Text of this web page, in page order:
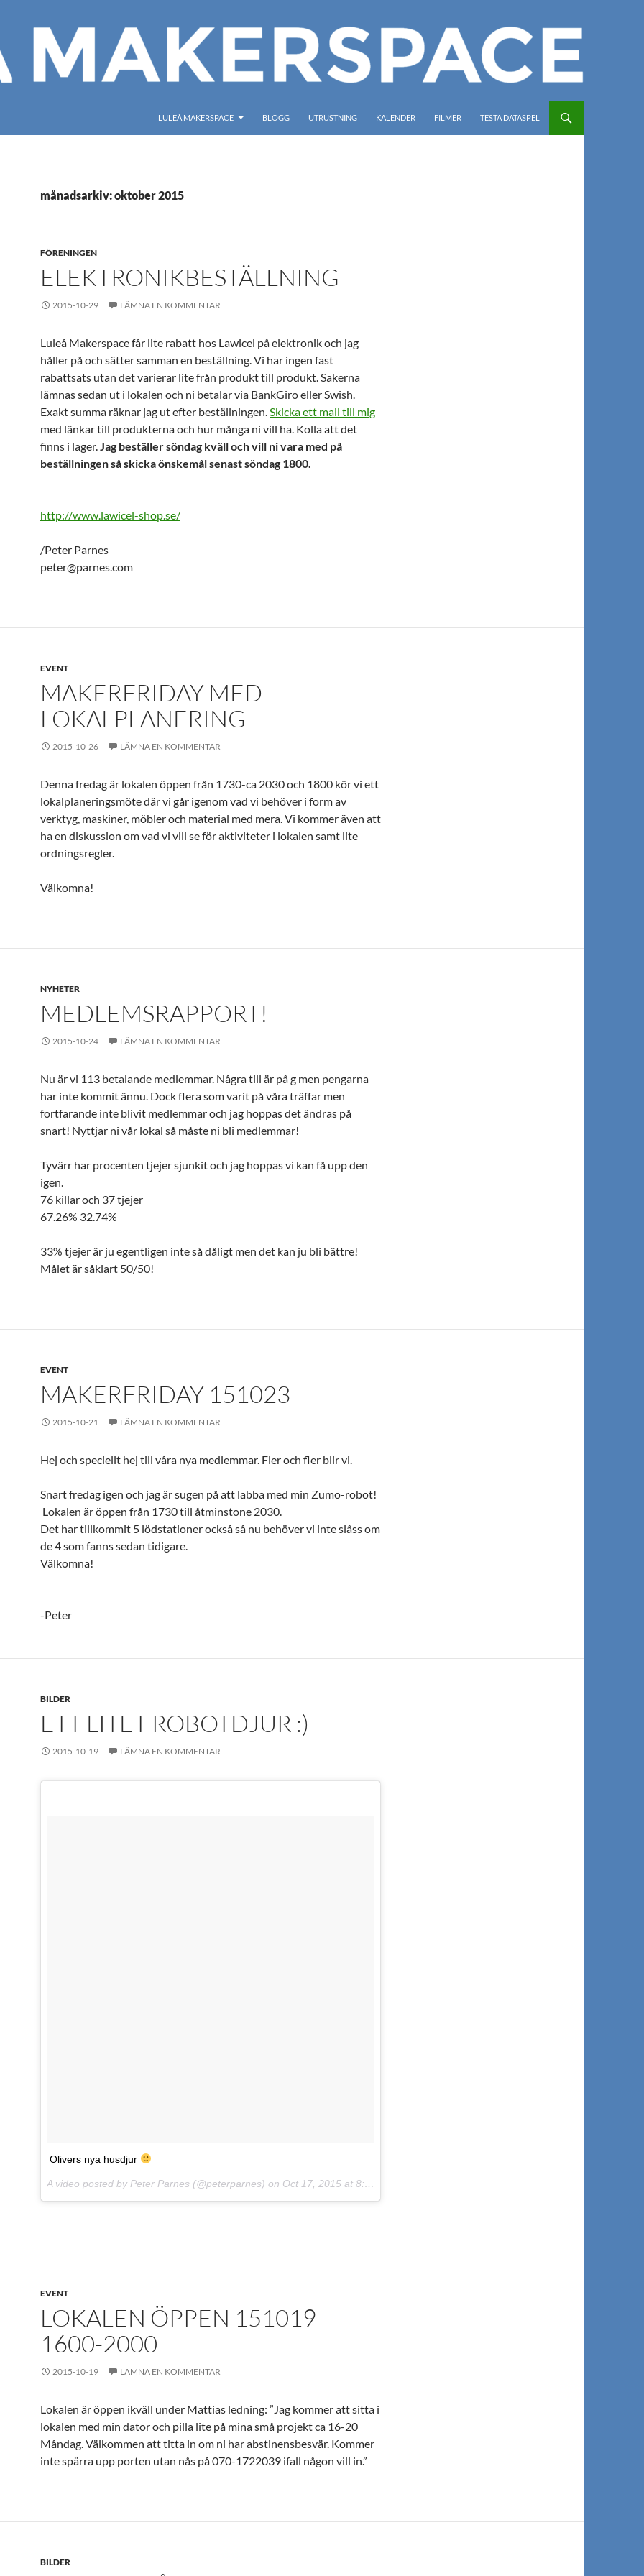
LULEÅ MAKERSPACE BLOGG UTRUSTNING KALENDER FILMER TESTA DATASPEL
månadsarkiv: oktober 2015
FÖRENINGEN
ELEKTRONIKBESTÄLLNING
2015-10-29 LÄMNA EN KOMMENTAR
Luleå Makerspace får lite rabatt hos Lawicel på elektronik och jag
håller på och sätter samman en beställning. Vi har ingen fast
rabattsats utan det varierar lite från produkt till produkt. Sakerna
lämnas sedan ut i lokalen och ni betalar via BankGiro eller Swish.
Exakt summa räknar jag ut efter beställningen.Skicka ett mail till mig
med länkar till produkterna och hur många ni vill ha. Kolla att det
finns i lager.Jag beställer söndag kväll och vill ni vara med på
beställningen så skicka önskemål senast söndag 1800.
http://www.lawicel-shop.se/
/Peter Parnes
peter@parnes.com
EVENT
MAKERFRIDAY MED
LOKALPLANERING
2015-10-26 LÄMNA EN KOMMENTAR
Denna fredag är lokalen öppen från 1730-ca 2030 och 1800 kör vi ett
lokalplaneringsmöte där vi går igenom vad vi behöver i form av
verktyg, maskiner, möbler och material med mera. Vi kommer även att
ha en diskussion om vad vi vill se för aktiviteter i lokalen samt lite
ordningsregler.
Välkomna!
NYHETER
MEDLEMSRAPPORT!
2015-10-24 LÄMNA EN KOMMENTAR
Nu är vi 113 betalande medlemmar. Några till är på g men pengarna
har inte kommit ännu. Dock flera som varit på våra träffar men
fortfarande inte blivit medlemmar och jag hoppas det ändras på
snart! Nyttjar ni vår lokal så måste ni bli medlemmar!
Tyvärr har procenten tjejer sjunkit och jag hoppas vi kan få upp den
igen.
76 killar och 37 tjejer
67.26% 32.74%
33% tjejer är ju egentligen inte så dåligt men det kan ju bli bättre!
Målet är såklart 50/50!
EVENT
MAKERFRIDAY 151023
2015-10-21 LÄMNA EN KOMMENTAR
Hej och speciellt hej till våra nya medlemmar. Fler och fler blir vi.
Snart fredag igen och jag är sugen på att labba med min Zumo-robot!
Lokalen är öppen från 1730 till åtminstone 2030.
Det har tillkommit 5 lödstationer också så nu behöver vi inte slåss om
de 4 som fanns sedan tidigare.
Välkomna!
-Peter
BILDER
ETT LITET ROBOTDJUR :)
2015-10-19 LÄMNA EN KOMMENTAR
Olivers nya husdjur
A video posted by Peter Parnes (@peterparnes) on Oct 17, 2015 at 8:39am PDT
EVENT
LOKALEN ÖPPEN 151019
1600-2000
2015-10-19 LÄMNA EN KOMMENTAR
Lokalen är öppen ikväll under Mattias ledning: ”Jag kommer att sitta i
lokalen med min dator och pilla lite på mina små projekt ca 16-20
Måndag. Välkommen att titta in om ni har abstinensbesvär. Kommer
inte spärra upp porten utan nås på 070-1722039 ifall någon vill in.”
BILDER